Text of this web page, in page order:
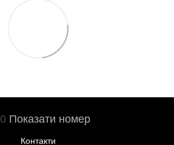
0 Показати номер
Контакти